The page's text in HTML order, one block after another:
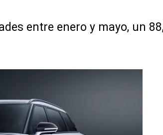
entre enero y mayo, un